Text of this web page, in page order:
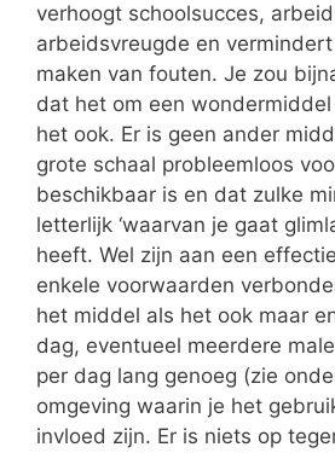
verhoogt schoolsucces,
arbeidsvreugde en
maken van fouten. Je zou
dat het om een
het ook. Er is geen ander
grote schaal probleemloos
beschikbaar is en dat zulke
letterlijk ‘waarvan je gaat
heeft. Wel zijn aan een
enkele voorwaarden
het middel als het ook maar
dag, eventueel meerdere
per dag lang genoeg (zie
omgeving waarin je het
invloed zijn. Er is niets op